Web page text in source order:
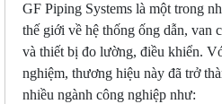
GF Piping Systems là một trong
thế giới về hệ thống ống dẫn, van
và thiết bị đo lường, điều khiển.
nghiệm, thương hiệu này đã trở
nhiều ngành công nghiệp như: